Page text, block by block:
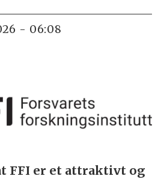
- 06:08
FFI er et attraktivt og